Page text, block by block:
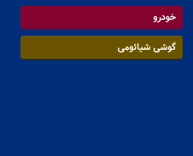
خودرو
گوشی شیائومی